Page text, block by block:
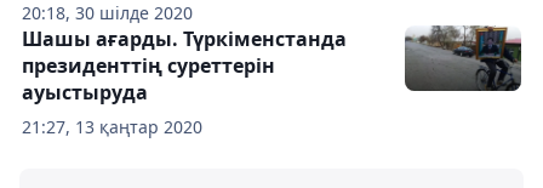
20:18, 30 шілде 2020
21:27, 13 қаңтар 2020
Шашы ағарды. Түркіменстанда
президенттің суреттерін
ауыстыруда